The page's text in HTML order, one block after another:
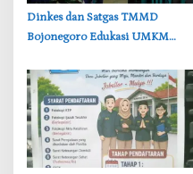
‎Dinkes dan Satgas TMMD
Bojonegoro Edukasi UMKM
dan Formalin